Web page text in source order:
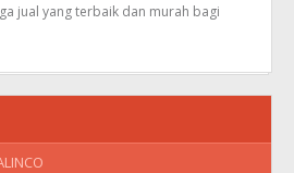
jual yang terbaik dan murah bagi